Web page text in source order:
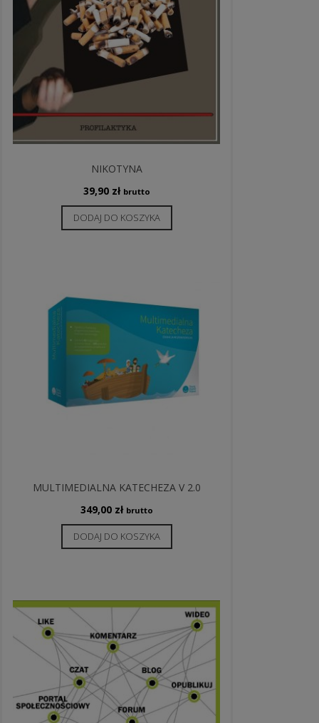
NIKOTYNA
39,90 zł brutto
DODAJ DO KOSZYKA
MULTIMEDIALNA KATECHEZA V 2.0
349,00 zł brutto
DODAJ DO KOSZYKA